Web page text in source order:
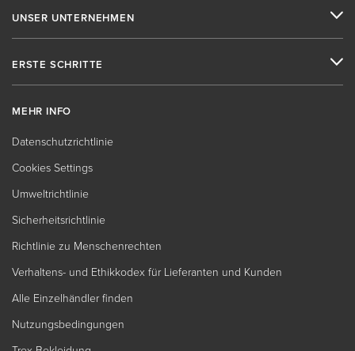
UNSER UNTERNEHMEN
ERSTE SCHRITTE
MEHR INFO
Datenschutzrichtlinie
Cookies Settings
Umweltrichtlinie
Sicherheitsrichtlinie
Richtlinie zu Menschenrechten
Verhaltens- und Ethikkodex für Lieferanten und Kunden
Alle Einzelhändler finden
Nutzungsbedingungen